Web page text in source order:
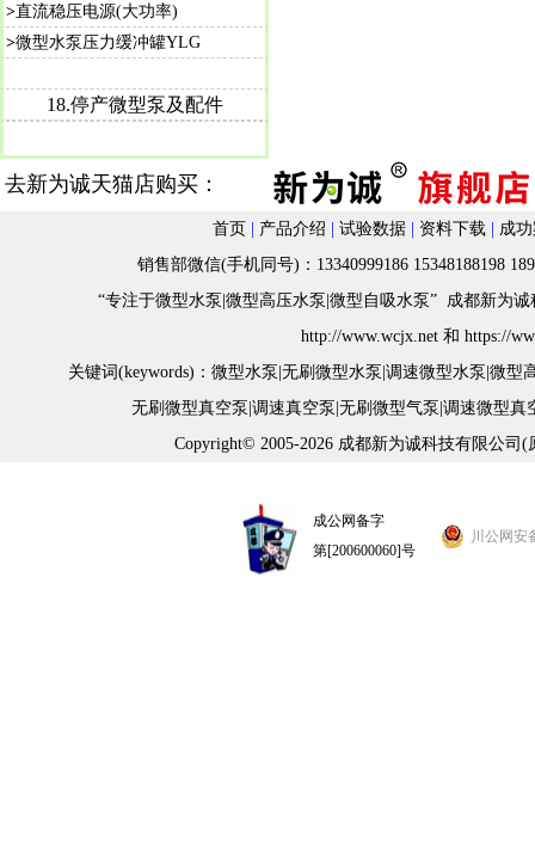
>直流稳压电源(大功率)
>微型水泵压力缓冲罐YLG
18.停产微型泵及配件
去新为诚天猫店购买：
首页 产品介绍 试验数据 资料下载
成
销售部微信(手机同号)：13340999186 15348188198
“专注于微型水泵|微型高压水泵|微型自吸水泵” 成都新为
http://www.wcjx.net 和 https://
关键词(keywords)： 微型水泵 无刷微型水泵 调速微型水泵 微型
无刷微型真空泵 调速真空泵 无刷微型气泵 调速微型真
Copyright© 2005-2026 成都新为诚科技有限公司
成公网备字
第[200600060]号
川公网安